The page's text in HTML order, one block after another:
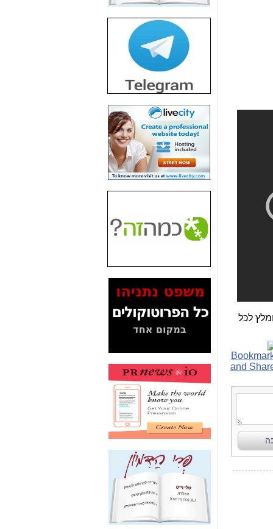
לכל
הדומה לזו של "תיק
הסלולר -כאן
חשיפת מה שלא
רוצים שתדעו בעניין
פריסת אנלימיטד
(בניחוח בלתי נסבל) -
כאן
חשיפה: איוב קרא
אישר לקבוצת סלקום
בדיוק מה שביבי אישר
כאן
האם השר איוב קרא
היה צריך בכלל לחתום
על האישור, שנתן
האם ביבי וקרא קבלו
בכלל תמורה עבור
ההטבות הרגולטוריות
המסמכים בנושא בזק-
Yes (תיק 4000)
מוכיחים "תפירת תיק"
לאיש הלא נכון! -כאן
עובדות ומסמכים
האם ביבי כשר
תקשורת עזר לקב'
בזק? -כאן
מה מקור ה-Fake
News שהביא לתפירת
תיק לביבי והעלמת
החשודים הנכונים -כאן
אחת הרגליים של "תיק
4000 התפור"
התמוטטה היום
בניצחון (כפול) של בזק
-
כאן
איך כתבות מפנקות